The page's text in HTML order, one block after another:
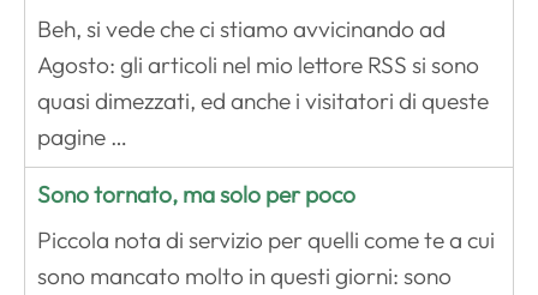
Beh, si vede che ci stiamo avvicinando ad
Agosto: gli articoli nel mio lettore RSS si sono
quasi dimezzati, ed anche i visitatori di queste
pagine …
Sono tornato, ma solo per poco
Piccola nota di servizio per quelli come te a cui
sono mancato molto in questi giorni: sono